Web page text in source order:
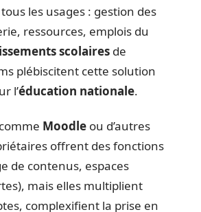
les usages : gestion des
ressources, emplois du
scolaires de
plébiscitent cette solution
l’éducation nationale.
Moodle ou d’autres
offrent des fonctions
de contenus, espaces
mais elles multiplient
complexifient la prise en